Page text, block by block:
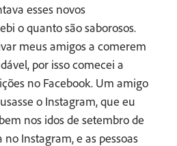
esses novos
o quanto são saborosos.
meus amigos a comerem
por isso comecei a
no Facebook. Um amigo
o Instagram, que eu
nos idos de setembro de
no Instagram, e as pessoas